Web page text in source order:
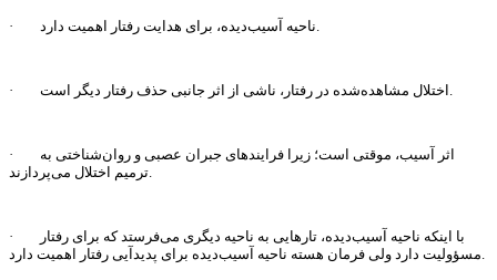
· اثر آسیب، موقتی است؛ زیرا فرایندهای جبران عصبی و روان‌شناختی به
· با اینكه ناحیه آسیب‌دیده، تارهایی به ناحیه دیگری می‌فرستد كه برای رفتار